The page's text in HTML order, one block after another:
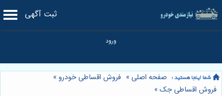
ثبت آگهی
صفحه اصلی » فروش اقساطی خودرو »
فروش اقساطی جک»